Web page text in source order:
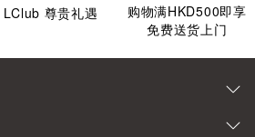
LClub 尊贵礼遇
购物满HKD500即享
免费送货上门